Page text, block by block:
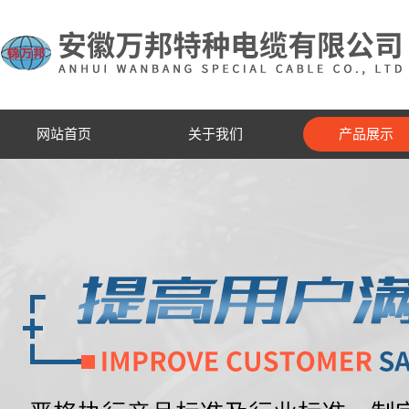
网站首页 关于我们 产品展示